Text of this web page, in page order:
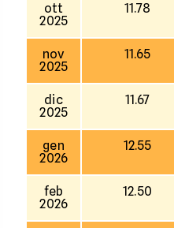
ott
2025
11.78
nov
2025
11.65
dic
2025
11.67
gen
2026
12.55
feb
2026
12.50